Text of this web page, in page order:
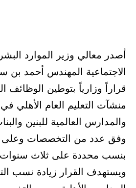
أصدر معالي وزير الموارد
الاجتماعية المهندس أحمد بن
قراراً وزارياً بتوطين الوظائف
منشآت التعليم العام الأهلي
والمدارس العالمية للبنين
وفق عدد من التخصصات
بنسب محددة على ثلاث
ويستهدف القرار زيادة نسب